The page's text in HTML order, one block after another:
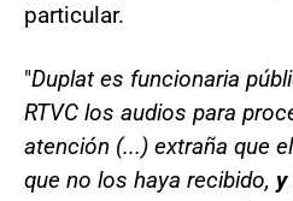
particular.
"Duplat es funcionaria
RTVC los audios para
atención (...) extraña que
que no los haya recibido, y